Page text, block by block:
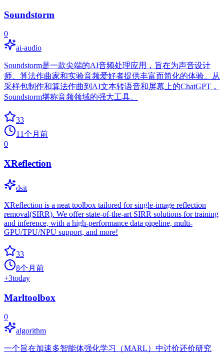
Soundstorm
0
ai-audio
Soundstorm是一款尖端的AI音频处理应用，旨在为声音设计
师、算法作曲家和实验音频爱好者提供丰富而简化的体验。从
采样包制作和算法作曲到AI文本转语音和屏幕上的ChatGPT，
Soundstorm堪称音频领域的强大工具。
33
11个月前
0
XReflection
dsit
XReflection is a neat toolbox tailored for single-image reflection
removal(SIRR). We offer state-of-the-art SIRR solutions for training
and inference, with a high-performance data pipeline, multi-
GPU/TPU/NPU support, and more!
33
8个月前
+3today
Marltoolbox
0
algorithm
一个旨在加速多智能体强化学习（MARL）中讨价还价研究